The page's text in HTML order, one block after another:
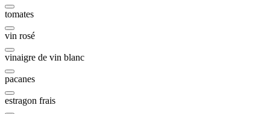
tomates
vin rosé
vinaigre de vin blanc
pacanes
estragon frais